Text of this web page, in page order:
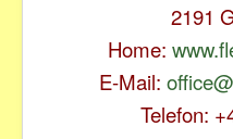
2191
Home:
E-Mail:
Telefon: